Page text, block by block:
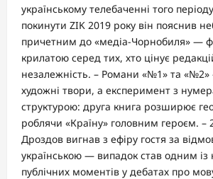
українському телебаченні того
покинути ZIK 2019 року він пояснив
причетним до «медіа-Чорнобиля» —
крилатою серед тих, хто цінує
незалежність. – Романи «№1» та
художні твори, а експеримент з
структурою: друга книга розширює
роблячи «Країну» головним героєм. –
Дроздов вигнав з ефіру гостя за
українською — випадок став одним із
публічних моментів у дебатах про